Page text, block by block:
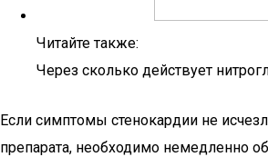
Читайте также:
Через сколько действует
Если симптомы стенокардии не
препарата, необходимо немедленно